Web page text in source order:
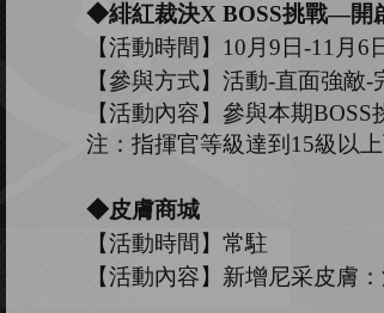
◆緋紅裁決X BOSS挑戰—開
【活動時間】 10月 9 日-11月 6
【參與方式】 活動-直面強敵-
【活動內容】參與本期BOSS
注：指揮官等級達到 15級以
◆皮膚商城
【活動時間】常駐
【活動內容】新增尼采皮膚